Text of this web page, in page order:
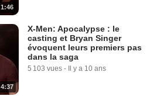
1:46
4:37
X-Men: Apocalypse : le
casting et Bryan Singer
évoquent leurs premiers pas
dans la saga
5 103 vues - Il y a 10 ans